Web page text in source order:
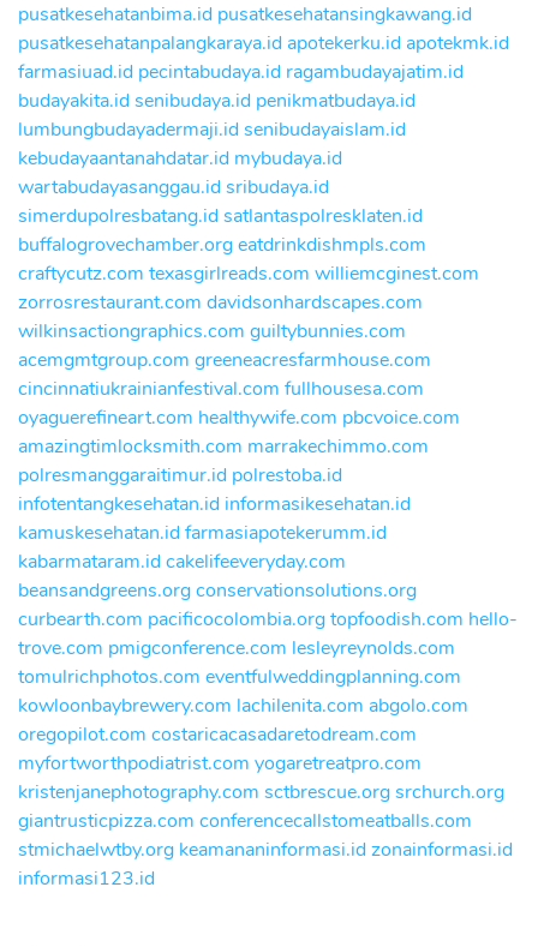
pusatkesehatanbima.id pusatkesehatansingkawang.id
pusatkesehatanpalangkaraya.id apotekerku.id apotekmk.id
farmasiuad.id pecintabudaya.id ragambudayajatim.id
budayakita.idsenibudaya.id penikmatbudaya.id
lumbungbudayadermaji.idsenibudayaislam.id
kebudayaantanahdatar.id mybudaya.id
wartabudayasanggau.idsribudaya.id
simerdupolresbatang.idsatlantaspolresklaten.id
buffalogrovechamber.orgeatdrinkdishmpls.com
craftycutz.com texasgirlreads.com williemcginest.com
zorrosrestaurant.com davidsonhardscapes.com
wilkinsactiongraphics.com guiltybunnies.com
acemgmtgroup.com greeneacresfarmhouse.com
cincinnatiukrainianfestival.com fullhousesa.com
oyaguerefineart.com healthywife.com pbcvoice.com
amazingtimlocksmith.com marrakechimmo.com
polresmanggaraitimur.id polrestoba.id
infotentangkesehatan.id informasikesehatan.id
kamuskesehatan.idfarmasiapotekerumm.id
kabarmataram.idcakelifeeveryday.com
beansandgreens.orgconservationsolutions.org
curbearth.com pacificocolombia.orgtopfoodish.com hello-
trove.com pmigconference.com lesleyreynolds.com
tomulrichphotos.com eventfulweddingplanning.com
kowloonbaybrewery.com lachilenita.com abgolo.com
oregopilot.com costaricacasadaretodream.com
myfortworthpodiatrist.com yogaretreatpro.com
kristenjanephotography.com sctbrescue.orgsrchurch.org
giantrusticpizza.com conferencecallstomeatballs.com
stmichaelwtby.org keamananinformasi.idzonainformasi.id
informasi123.id